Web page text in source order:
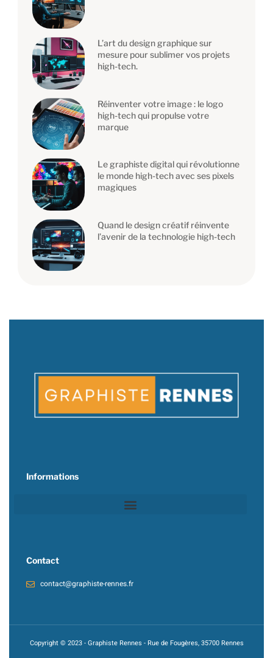
L’art du design graphique sur
mesure pour sublimer vos projets
high-tech.
Réinventer votre image : le logo
high-tech qui propulse votre
marque
Le graphiste digital qui révolutionne
le monde high-tech avec ses pixels
magiques
Quand le design créatif réinvente
l’avenir de la technologie high-tech
Informations
Contact
contact@graphiste-rennes.fr
Copyright © 2023 - Graphiste Rennes - Rue de Fougères, 35700 Rennes